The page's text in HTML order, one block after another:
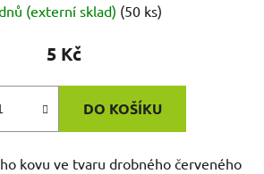
(externí sklad) (50 ks)
5 Kč
DO KOŠÍKU
kovu ve tvaru drobného červeného